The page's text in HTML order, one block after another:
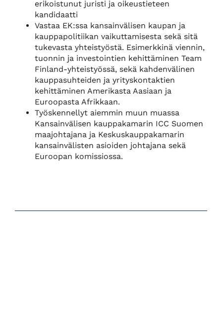
erikoistunut juristi ja oikeustieteen
kandidaatti
Vastaa EK:ssa kansainvälisen kaupan ja
kauppapolitiikan vaikuttamisesta sekä sitä
tukevasta yhteistyöstä. Esimerkkinä viennin,
tuonnin ja investointien kehittäminen Team
Finland-yhteistyössä, sekä kahdenvälinen
kauppasuhteiden ja yrityskontaktien
kehittäminen Amerikasta Aasiaan ja
Euroopasta Afrikkaan.
Työskennellyt aiemmin muun muassa
Kansainvälisen kauppakamarin ICC Suomen
maajohtajana ja Keskuskauppakamarin
kansainvälisten asioiden johtajana sekä
Euroopan komissiossa.